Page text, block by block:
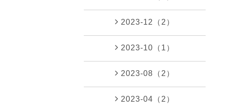
2023-12（2）
2023-10（1）
2023-08（2）
2023-04（2）